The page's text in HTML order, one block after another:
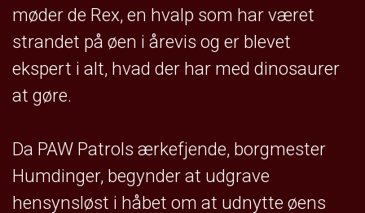
møder de Rex, en hvalp som har været
strandet på øen i årevis og er blevet
ekspert i alt, hvad der har med dinosaurer
at gøre.
Da PAW Patrols ærkefjende, borgmester
Humdinger, begynder at udgrave
hensynsløst i håbet om at udnytte øens